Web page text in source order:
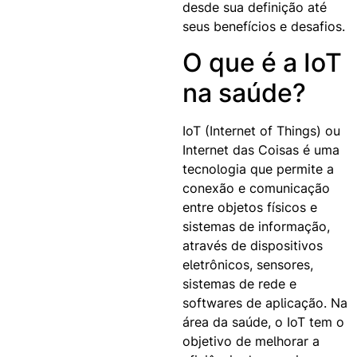
desde sua definição até
seus benefícios e desafios.
O que é a IoT
na saúde?
IoT (Internet of Things) ou
Internet das Coisas é uma
tecnologia que permite a
conexão e comunicação
entre objetos físicos e
sistemas de informação,
através de dispositivos
eletrônicos, sensores,
sistemas de rede e
softwares de aplicação. Na
área da saúde, o IoT tem o
objetivo de melhorar a